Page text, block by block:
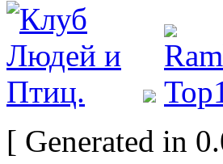
[ Generated in